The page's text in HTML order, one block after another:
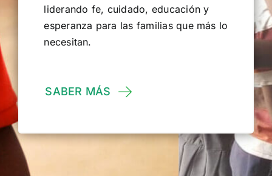
liderando fe, cuidado, educación y
esperanza para las familias que más lo
necesitan.
SABER MÁS